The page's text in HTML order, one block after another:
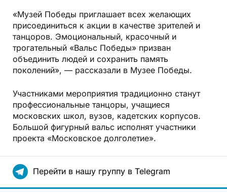
«Музей Победы приглашает всех желающих
присоединиться к акции в качестве зрителей и
танцоров. Эмоциональный, красочный и
трогательный «Вальс Победы» призван
объединить людей и сохранить память
поколений», — рассказали в Музее Победы.
Участниками мероприятия традиционно станут
профессиональные танцоры, учащиеся
московских школ, вузов, кадетских корпусов.
Большой фигурный вальс исполнят участники
проекта «Московское долголетие».
Перейти в нашу группу в Telegram